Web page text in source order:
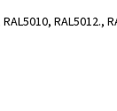
RAL5012.,